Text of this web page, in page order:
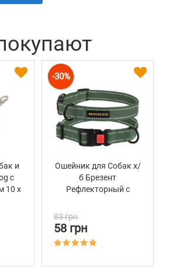
и
с
10 х
-30%
Ошейник для Собак х/
б Брезент
Рефлекторный c
Bronzedog Сotton Хаки
83 грн
58 грн